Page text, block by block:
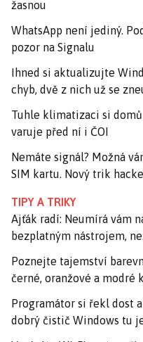
žasnou
WhatsApp není jediný.
pozor na Signalu
Ihned si aktualizujte
chyb, dvě z nich už se
Tuhle klimatizaci si
varuje před ní i ČOI
Nemáte signál? Možná
SIM kartu. Nový trik
TIPY A TRIKY
Ajťák radí: Neumírá vám
bezplatným nástrojem,
Poznejte tajemství
černé, oranžové a modré
Programátor si řekl dost
dobrý čistič Windows tu